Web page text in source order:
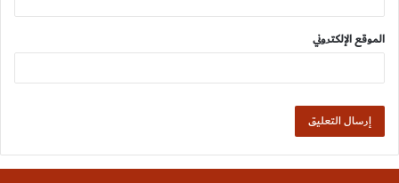
الموقع الإلكتروني